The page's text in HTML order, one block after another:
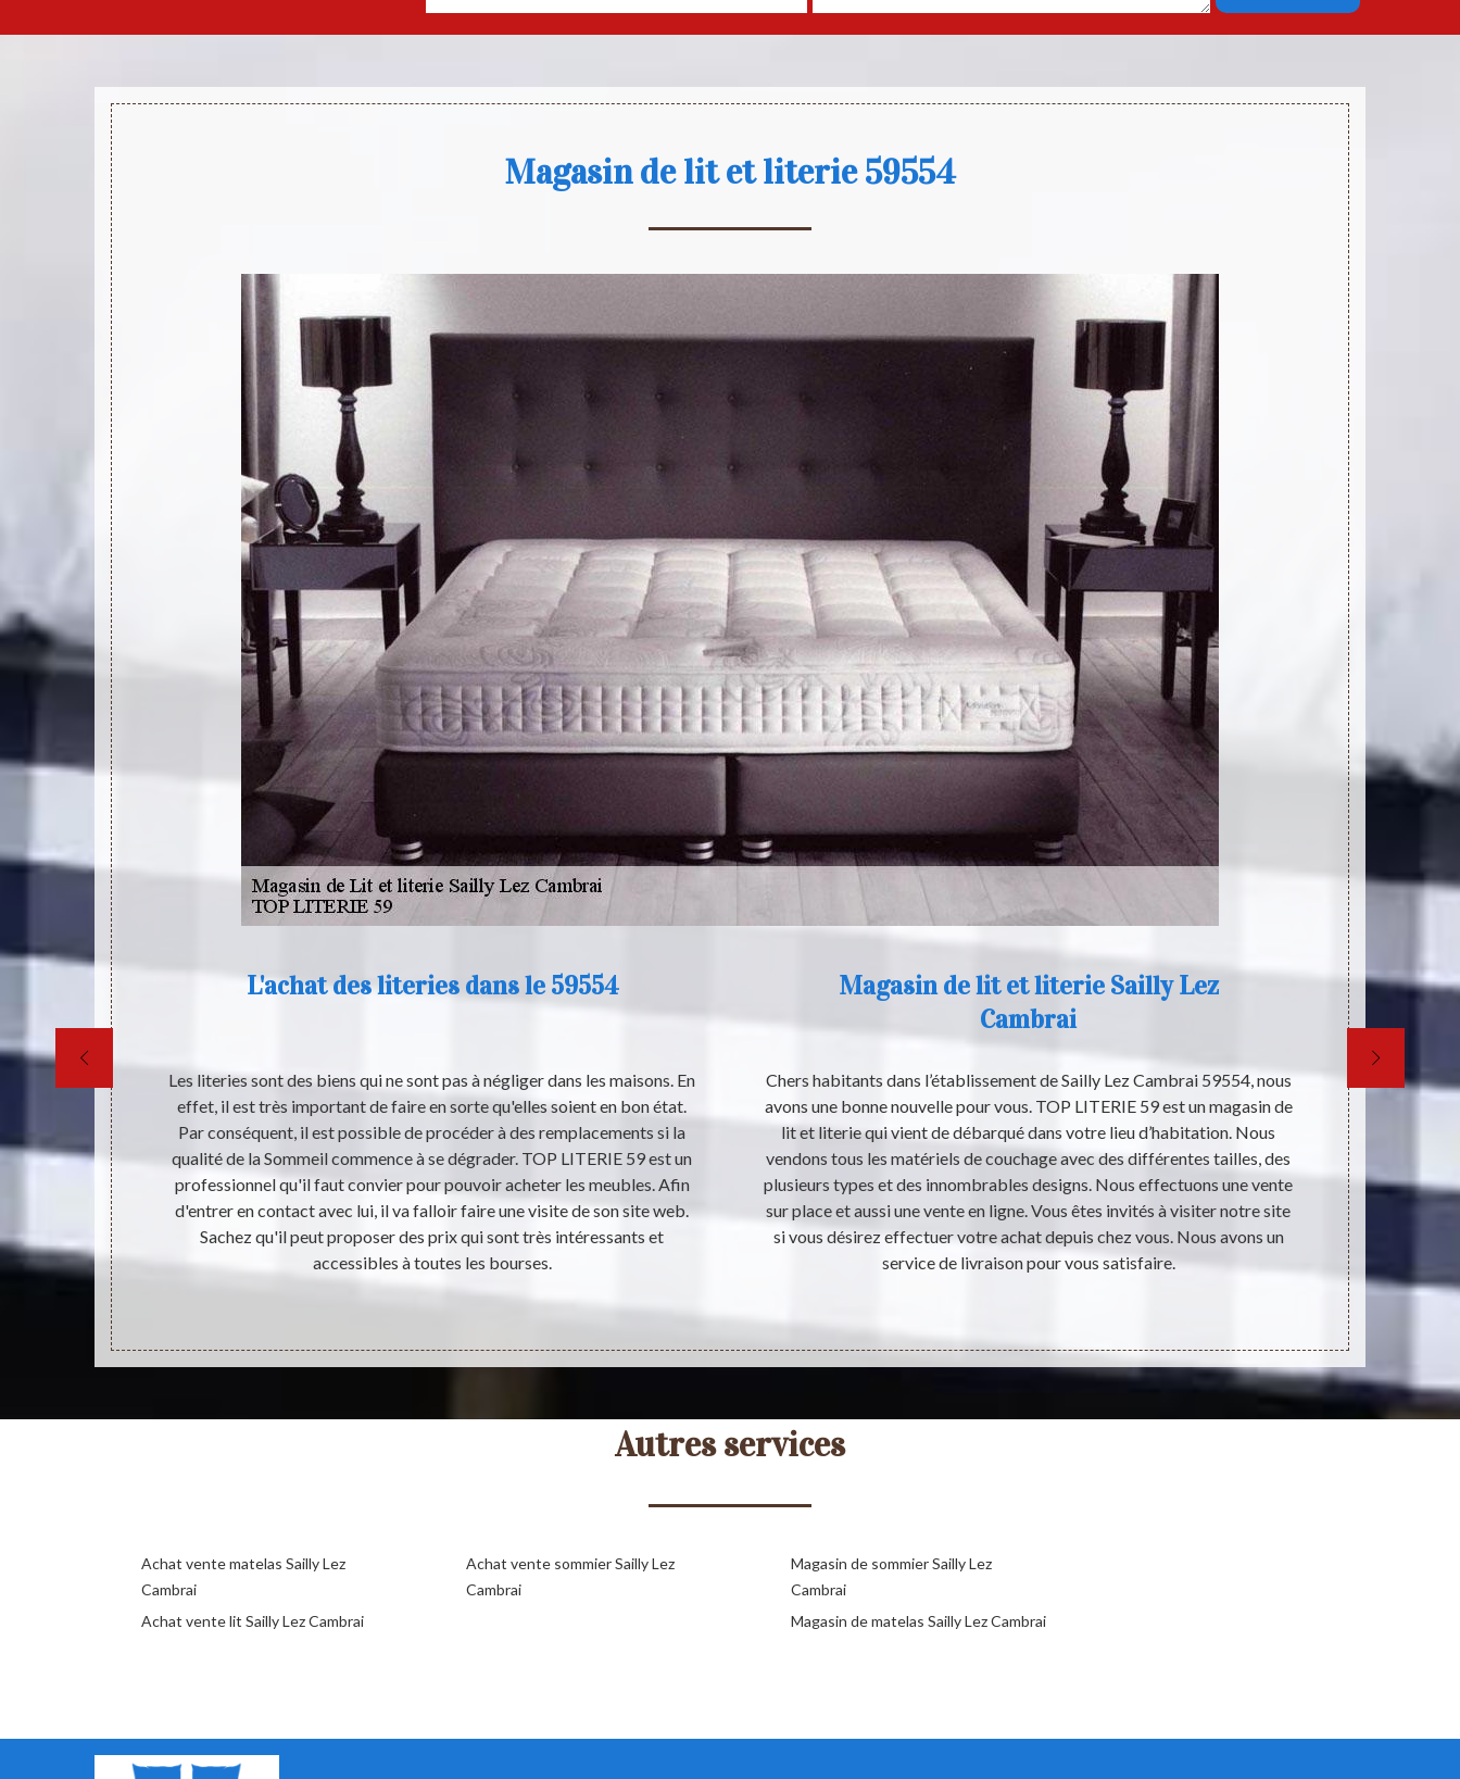
Magasin de lit et literie 59554
corps ne
et ne
santé de
L'achat des literies dans le 59554
Les literies sont des biens qui ne sont pas à négliger dans les maisons. En
effet, il est très important de faire en sorte qu'elles soient en bon état.
Par conséquent, il est possible de procéder à des remplacements si la
qualité de la Sommeil commence à se dégrader. TOP LITERIE 59 est un
professionnel qu'il faut convier pour pouvoir acheter les meubles. Afin
d'entrer en contact avec lui, il va falloir faire une visite de son site web.
Sachez qu'il peut proposer des prix qui sont très intéressants et
accessibles à toutes les bourses.
Magasin de lit et literie Sailly Lez
Cambrai
Chers habitants dans l’établissement de Sailly Lez Cambrai 59554, nous
avons une bonne nouvelle pour vous. TOP LITERIE 59 est un magasin de
lit et literie qui vient de débarqué dans votre lieu d’habitation. Nous
vendons tous les matériels de couchage avec des différentes tailles, des
plusieurs types et des innombrables designs. Nous effectuons une vente
sur place et aussi une vente en ligne. Vous êtes invités à visiter notre site
si vous désirez effectuer votre achat depuis chez vous. Nous avons un
service de livraison pour vous satisfaire.
Le lit est un
nous sert
Autres services
Achat vente matelas Sailly Lez
Cambrai
Achat vente lit Sailly Lez Cambrai
Achat vente sommier Sailly Lez
Cambrai
Magasin de sommier Sailly Lez
Cambrai
Magasin de matelas Sailly Lez Cambrai